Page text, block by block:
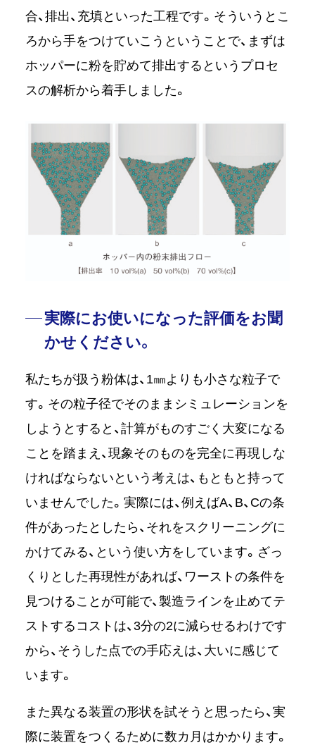
合、排出、充填といった工程です。そういうとこ
ろから手をつけていこうということで、まずは
ホッパーに粉を貯めて排出するというプロセ
スの解析から着手しました。
実際にお使いになった評価をお聞
かせください。
私たちが扱う粉体は、1㎜よりも小さな粒子で
す。その粒子径でそのままシミュレーションを
しようとすると、計算がものすごく大変になる
ことを踏まえ、現象そのものを完全に再現しな
ければならないという考えは、もともと持って
いませんでした。実際には、例えばA、B、Cの条
件があったとしたら、それをスクリーニングに
かけてみる、という使い方をしています。ざっ
くりとした再現性があれば、ワーストの条件を
見つけることが可能で、製造ラインを止めてテ
ストするコストは、3分の2に減らせるわけです
から、そうした点での手応えは、大いに感じて
います。
また異なる装置の形状を試そうと思ったら、実
際に装置をつくるために数カ月はかかります。